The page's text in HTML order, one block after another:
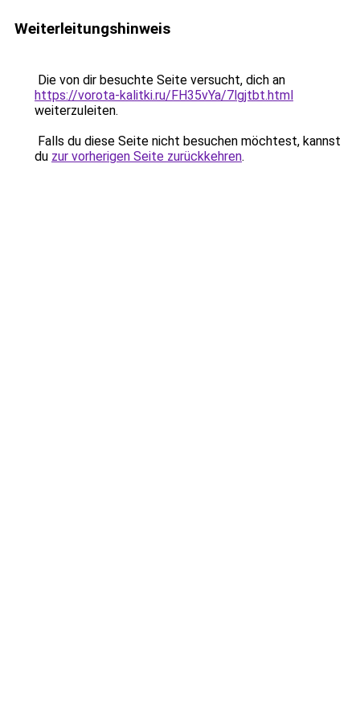
Weiterleitungshinweis
Die von dir besuchte Seite versucht, dich an
https://vorota-kalitki.ru/FH35vYa/7lgjtbt.html
weiterzuleiten.
Falls du diese Seite nicht besuchen möchtest, kannst
du zur vorherigen Seite zurückkehren.